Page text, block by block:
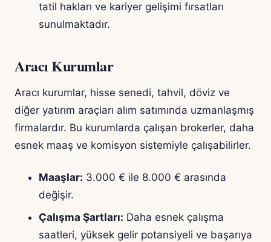
tatil hakları ve kariyer gelişimi fırsatları
sunulmaktadır.
Aracı Kurumlar
Aracı kurumlar, hisse senedi, tahvil, döviz ve
diğer yatırım araçları alım satımında uzmanlaşmış
firmalardır. Bu kurumlarda çalışan brokerler, daha
esnek maaş ve komisyon sistemiyle çalışabilirler.
Maaşlar: 3.000 € ile 8.000 € arasında
değişir.
Çalışma Şartları: Daha esnek çalışma
saatleri, yüksek gelir potansiyeli ve başarıya